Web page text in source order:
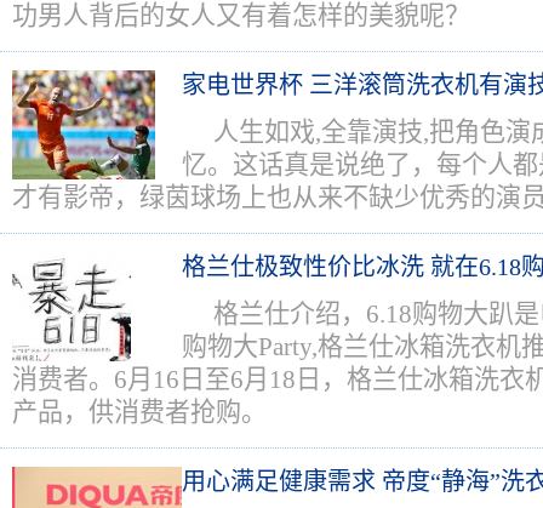
功男人背后的女人又有着怎样的美貌呢？
家电世界杯 三洋滚筒洗衣机有演
人生如戏,全靠演技,把角色演
忆。这话真是说绝了，每个人
才有影帝，绿茵球场上也从来不缺少优秀的演
格兰仕极致性价比冰洗 就在6.18
格兰仕介绍，6.18购物大趴
购物大Party,格兰仕冰箱洗衣机
消费者。6月16日至6月18日，格兰仕冰箱洗衣
产品，供消费者抢购。
用心满足健康需求 帝度“静海”洗